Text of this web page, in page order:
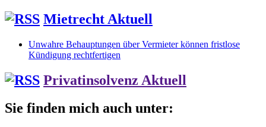
Mietrecht Aktuell
Unwahre Behauptungen über Vermieter können fristlose
Kündigung rechtfertigen
Privatinsolvenz Aktuell
Sie finden mich auch unter: